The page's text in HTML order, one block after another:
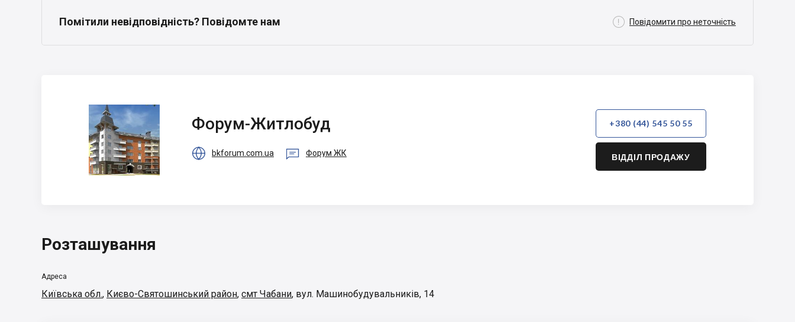
Помітили невідповідність? Повідомте нам  Повідомити про неточність
Форум-Житлобуд
Форум-Житлобуд
 bkforum.com.ua  Форум ЖК
+380 (44) 545 50 55
ВІДДІЛ ПРОДАЖУ
Розташування
Адреса
Київська обл., Києво-Святошинський район, смт Чабани, вул. Машинобудувальників, 14